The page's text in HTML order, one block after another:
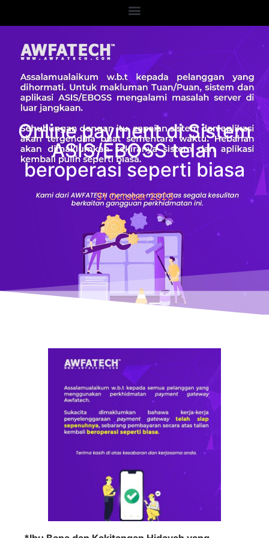
Online payment di Sistem
ASIS/EBOSS telah
beroperasi seperti biasa
31 October 2023